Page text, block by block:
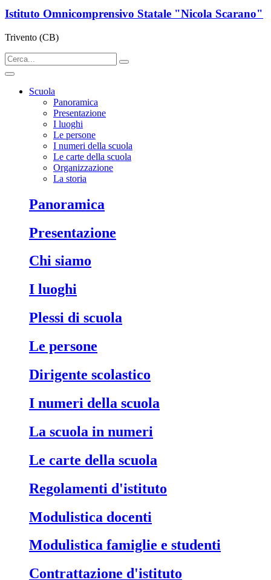
Istituto Omnicomprensivo Statale "Nicola Scarano"
Trivento (CB)
Scuola
Panoramica
Presentazione
I luoghi
Le persone
I numeri della scuola
Le carte della scuola
Organizzazione
La storia
Panoramica
Presentazione
Chi siamo
I luoghi
Plessi di scuola
Le persone
Dirigente scolastico
I numeri della scuola
La scuola in numeri
Le carte della scuola
Regolamenti d'istituto
Modulistica docenti
Modulistica famiglie e studenti
Contrattazione d'istituto